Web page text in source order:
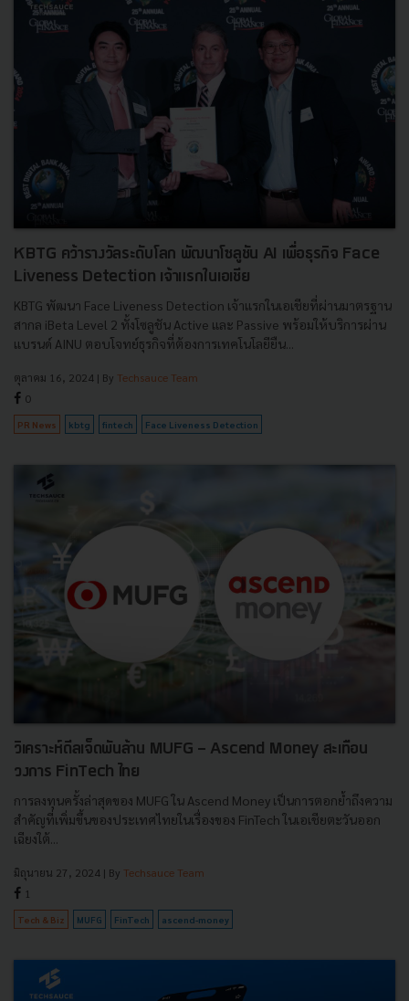
KBTG คว้ารางวัลระดับโลก พัฒนาโซลูชัน AI เพื่อธุรกิจ Face
Liveness Detection เจ้าแรกในเอเชีย
KBTG พัฒนา Face Liveness Detection เจ้าแรกในเอเชียที่ผ่านมาตรฐาน
สากล iBeta Level 2 ทั้งโซลูชัน Active และ Passive พร้อมให้บริการผ่าน
แบรนด์ AINU ตอบโจทย์ธุรกิจที่ต้องการเทคโนโลยียืน...
ตุลาคม 16, 2024 | By Techsauce Team
0
PR News kbtg fintech Face Liveness Detection
วิเคราะห์ดีลเจ็ดพันล้าน MUFG - Ascend Money สะเทือน
วงการ FinTech ไทย
การลงทุนครั้งล่าสุดของ MUFG ใน Ascend Money เป็นการตอกย้ำถึงความ
สำคัญที่เพิ่มขึ้นของประเทศไทยในเรื่องของ FinTech ในเอเชียตะวันออก
เฉียงใต้...
มิถุนายน 27, 2024 | By Techsauce Team
1
Tech & Biz MUFG FinTech ascend-money